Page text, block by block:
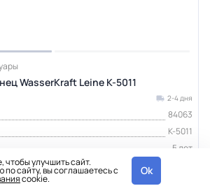
WasserKraft Leine K-5011
2-4 дня
84063
K-5011
5 лет
WasserKraft
улучшить сайт.
сайту, вы соглашаетесь с
cookie.
Ok